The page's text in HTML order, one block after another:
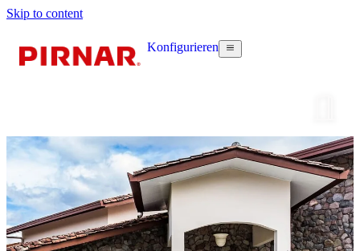
Skip to content
Konfigurieren
Haustür